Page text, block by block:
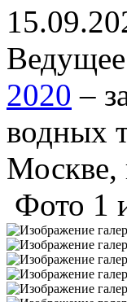
2020 –
водных
Фото 1